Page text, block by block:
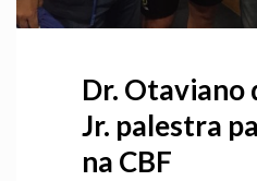
Dr. Otaviano
Jr. palestra
na CBF